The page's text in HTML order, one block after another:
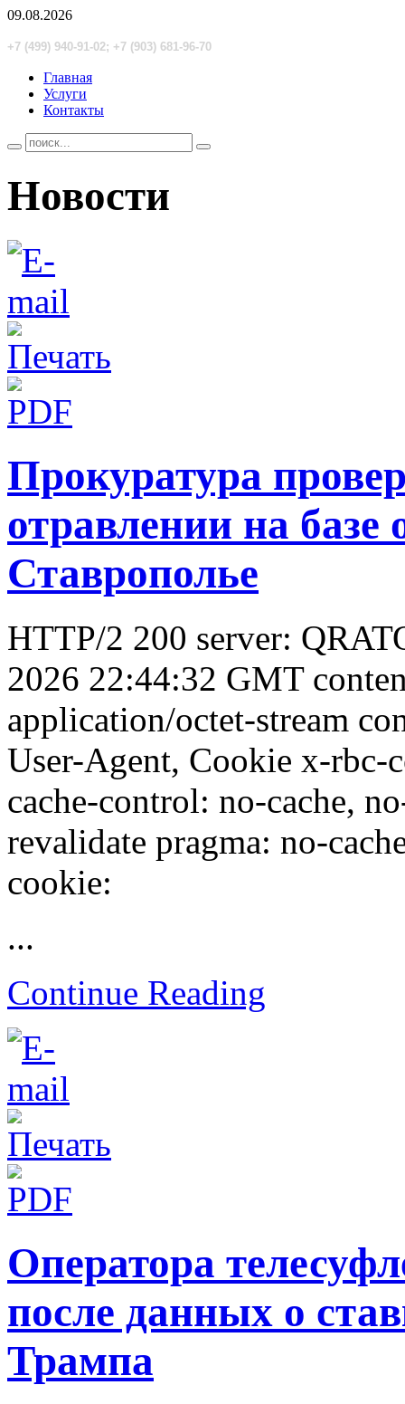
09.08.2026
+7 (499) 940-91-02; +7 (903) 681-96-70
Главная
Услуги
Контакты
Новости
Прокуратура
отравлении на базе
Ставрополье
HTTP/2 200 server:
2026 22:44:32 GMT
application/octet-stream
User-Agent, Cookie x-rbc-
cache-control: no-cache,
revalidate pragma: no-
cookie:
...
Continue Reading
Оператора
после данных о
Трампа